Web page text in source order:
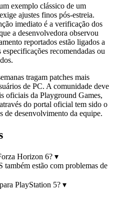
exemplo clássico de um
ajustes finos pós-estreia.
imediato é a verificação dos
a desenvolvedora observou
reportados estão ligados a
recomendadas ou
tragam patches mais
de PC. A comunidade deve
oficiais da Playground Games,
do portal oficial tem sido o
de desenvolvimento da equipe.
Horizon 6? ▾
estão com problemas de
PlayStation 5? ▾